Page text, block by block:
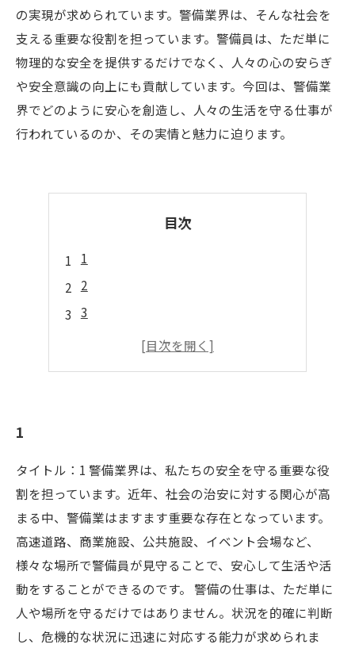
の実現が求められています。警備業界は、そんな社会を
支える重要な役割を担っています。警備員は、ただ単に
物理的な安全を提供するだけでなく、人々の心の安らぎ
や安全意識の向上にも貢献しています。今回は、警備業
界でどのように安心を創造し、人々の生活を守る仕事が
行われているのか、その実情と魅力に迫ります。
目次
1
2
3
1
タイトル：1 警備業界は、私たちの安全を守る重要な役
割を担っています。近年、社会の治安に対する関心が高
まる中、警備業はますます重要な存在となっています。
高速道路、商業施設、公共施設、イベント会場など、
様々な場所で警備員が見守ることで、安心して生活や活
動をすることができるのです。 警備の仕事は、ただ単に
人や場所を守るだけではありません。状況を的確に判断
し、危機的な状況に迅速に対応する能力が求められま